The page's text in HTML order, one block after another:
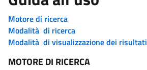
Motore di ricerca
Modalità di ricerca
Modalità di visualizzazione dei risultati
MOTORE DI RICERCA